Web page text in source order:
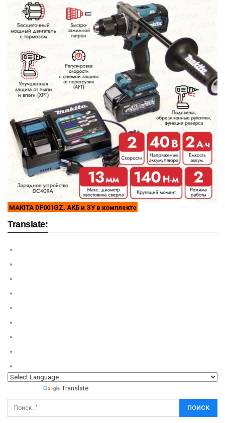
MAKITA DF001GZ, АКБ и ЗУ в комплекте
Translate:
Translate